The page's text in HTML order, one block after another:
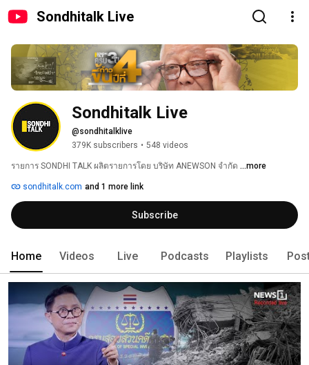
Sondhitalk Live
Sondhitalk Live
@sondhitalklive
379K subscribers • 548 videos
รายการ SONDHI TALK ผลิตรายการโดย บริษัท ANEWSON จำกัด ...more
sondhitalk.com and 1 more link
Subscribe
Home Videos Live Podcasts Playlists